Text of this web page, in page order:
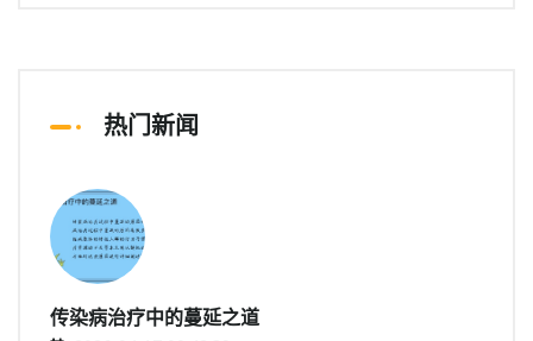
热门新闻
传染病治疗中的蔓延之道